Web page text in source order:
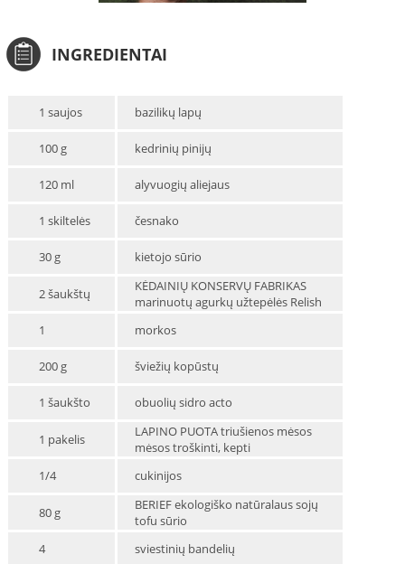
INGREDIENTAI
1 saujos bazilikų lapų
100 g kedrinių pinijų
120 ml alyvuogių aliejaus
1 skiltelės česnako
30 g kietojo sūrio
2 šaukštų
KĖDAINIŲ KONSERVŲ FABRIKAS
marinuotų agurkų užtepėlės Relish
1
morkos
200 g šviežių kopūstų
1 šaukšto obuolių sidro acto
1 pakelis
LAPINO PUOTA triušienos mėsos
mėsos troškinti, kepti
1/4
cukinijos
80 g
BERIEF ekologiško natūralaus sojų
tofu sūrio
4
sviestinių bandelių